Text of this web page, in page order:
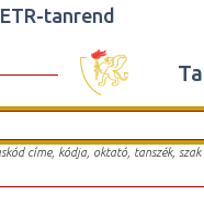
tanrend
címe, kódja, oktató, tanszék,